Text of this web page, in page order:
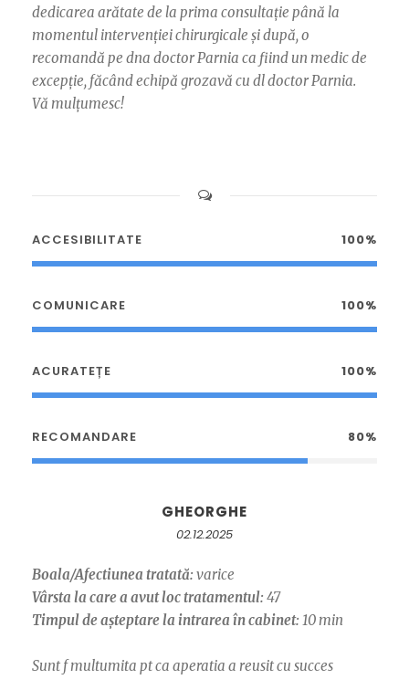
dedicarea arătate de la prima consultație până la
momentul intervenției chirurgicale și după, o
recomandă pe dna doctor Parnia ca fiind un medic de
excepție, făcând echipă grozavă cu dl doctor Parnia.
Vă mulțumesc!
ACCESIBILITATE 100%
COMUNICARE 100%
ACURATEȚE 100%
RECOMANDARE 80%
GHEORGHE
02.12.2025
Boala/Afectiunea tratată: varice
Vârsta la care a avut loc tratamentul: 47
Timpul de așteptare la intrarea în cabinet: 10 min
Sunt f multumita pt ca aperatia a reusit cu succes